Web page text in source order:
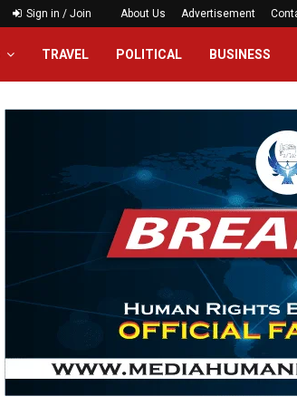
Sign in / Join About Us Advertisement
TRAVEL POLITICAL BUSINESS